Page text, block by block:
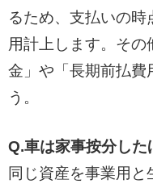
るため、支払いの
用計上します。そ
金」や「長期前払費
う。
Q.車は家事按分した
同じ資産を事業用